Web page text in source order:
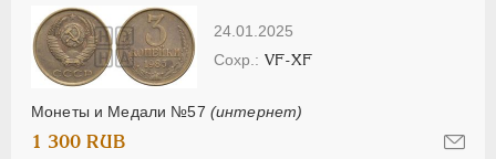
24.01.2025
Монеты и Медали №57 (интернет)
VF-XF
1 300 RUB